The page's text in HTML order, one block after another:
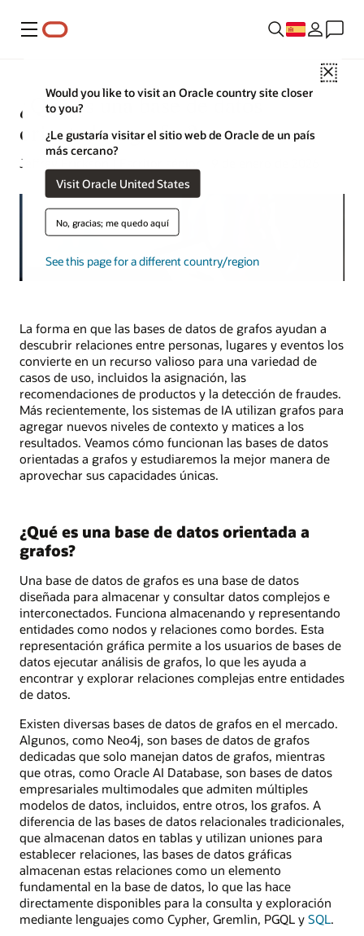
Menú
Close
Would you like to visit an Oracle country site closer
to you?
¿Le gustaría visitar el sitio web de Oracle de un país
más cercano?
Visit Oracle United States
No, gracias; me quedo aquí
See this page for a different country/region
¿Qué es una base de datos
orientada a grafos?
Jeffrey Erickson | Escritor sénior | 9 de enero de 2026
La forma en que las bases de datos de grafos ayudan a
descubrir relaciones entre personas, lugares y eventos los
convierte en un recurso valioso para una variedad de
casos de uso, incluidos la asignación, las
recomendaciones de productos y la detección de fraudes.
Más recientemente, los sistemas de IA utilizan grafos para
agregar nuevos niveles de contexto y matices a los
resultados. Veamos cómo funcionan las bases de datos
orientadas a grafos y estudiaremos la mejor manera de
aprovechar sus capacidades únicas.
¿Qué es una base de datos orientada a
grafos?
Una base de datos de grafos es una base de datos
diseñada para almacenar y consultar datos complejos e
interconectados. Funciona almacenando y representando
entidades como nodos y relaciones como bordes. Esta
representación gráfica permite a los usuarios de bases de
datos ejecutar análisis de grafos, lo que les ayuda a
encontrar y explorar relaciones complejas entre entidades
de datos.
Existen diversas bases de datos de grafos en el mercado.
Algunos, como Neo4j, son bases de datos de grafos
dedicadas que solo manejan datos de grafos, mientras
que otras, como Oracle AI Database, son bases de datos
empresariales multimodales que admiten múltiples
modelos de datos, incluidos, entre otros, los grafos. A
diferencia de las bases de datos relacionales tradicionales,
que almacenan datos en tablas y utilizan uniones para
establecer relaciones, las bases de datos gráficas
almacenan estas relaciones como un elemento
fundamental en la base de datos, lo que las hace
directamente disponibles para la consulta y exploración
mediante lenguajes como Cypher, Gremlin, PGQL y SQL.